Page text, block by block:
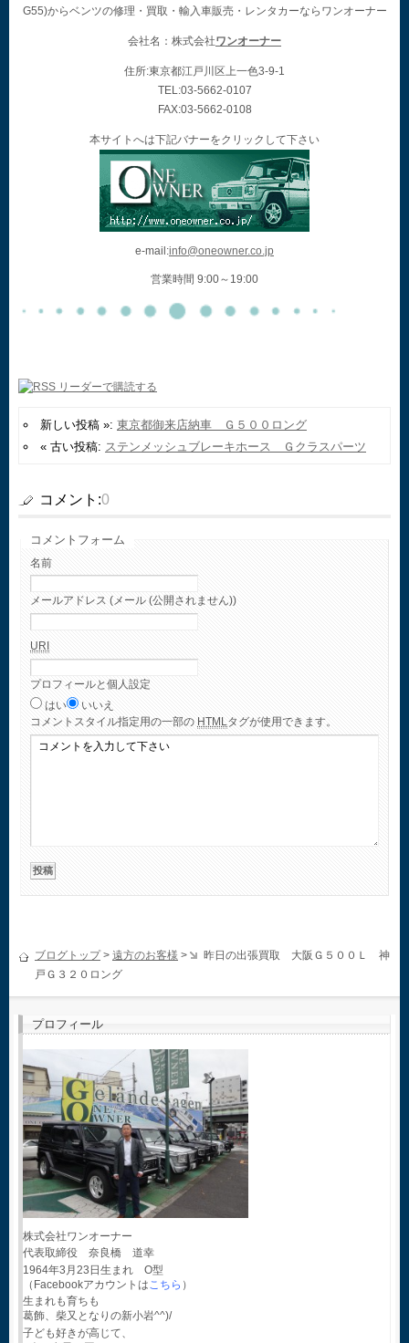
G55)からベンツの修理・買取・輸入車販売・レンタカーならワンオーナー
会社名：株式会社ワンオーナー
住所:東京都江戸川区上一色3-9-1
TEL:03-5662-0107
FAX:03-5662-0108
本サイトへは下記バナーをクリックして下さい
e-mail:info@oneowner.co.jp
営業時間 9:00～19:00
新しい投稿 »: 東京都御来店納車 Ｇ５００ロング
« 古い投稿: ステンメッシュブレーキホース Ｇクラスパーツ
コメント:0
コメントフォーム
名前
メールアドレス (メール (公開されません))
URI
プロフィールと個人設定
はい
いいえ
コメント スタイル指定用の一部の HTMLタグが使用できます。
ブログトップ> 遠方のお客様 >
昨日の出張買取 大阪Ｇ５００Ｌ 神
戸Ｇ３２０ロング
プロフィール
株式会社ワンオーナー
代表取締役 奈良橋 道幸
1964年3月23日生まれ O型
（Facebookアカウントはこちら ）
生まれも育ちも
葛飾、柴又となりの新小岩^^)/
子ども好きが高じて、